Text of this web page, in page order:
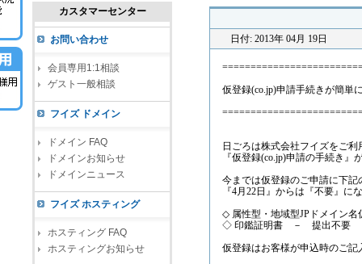
カスタマーセンター
お問い合わせ
会員専用1:1相談
ゲスト一般相談
フイズ ドメイン
ドメイン FAQ
ドメインお知らせ
ドメインニュース
フイズ ホスティング
ホスティング FAQ
ホスティングお知らせ
日付: 2013年 04月 19日
仮登録(co.jp)申請手続きが簡単
日ごろは株式会社フイズをご
『仮登録(co.jp)申請の手続き
今までは仮登録のご申請に下
『4月22日』からは『不要』に
◇ 属性型・地域型JPドメイン
◇ 印鑑証明書 － 提出不要
仮登録はお客様が申込時のご